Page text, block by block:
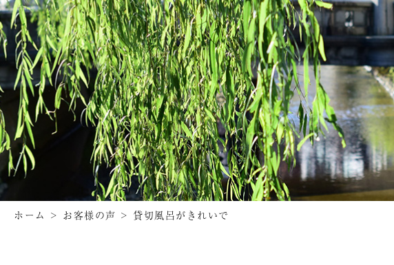
ホーム > お客様の声 > 貸切風呂がきれいで